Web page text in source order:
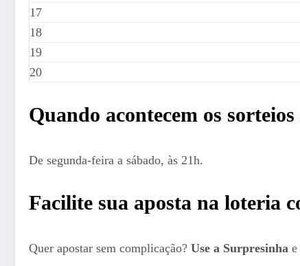
17
18
19
20
Quando acontecem os
De segunda-feira a sábado, às 21h.
Facilite sua aposta na loteria
Quer apostar sem complicação? Use a Surpresinha